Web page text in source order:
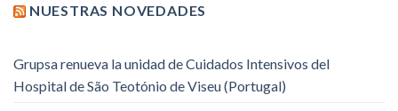
NUESTRAS NOVEDADES
Grupsa renueva la unidad de Cuidados Intensivos del
Hospital de São Teotónio de Viseu (Portugal)